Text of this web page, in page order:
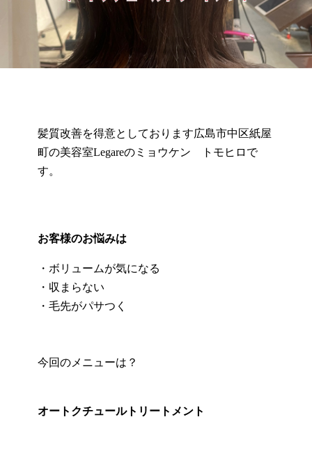
髪質改善を得意としております広島市中区紙屋
町の美容室Legareのミョウケン トモヒロで
す。
お客様のお悩みは
・ボリュームが気になる
・収まらない
・毛先がパサつく
今回のメニューは？
オートクチュールトリートメント